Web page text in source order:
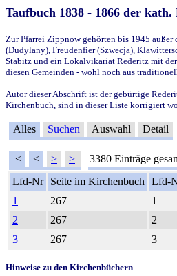
Taufbuch 1838 - 1866 der
Zur Pfarrei Zippnow gehörten bis 1945
(Dudylany), Freudenfier (Szwecja),
Stabitz und ein Lokalvikariat Rederitz mit
diesen Gemeinden - wohl noch aus
Autor dieser Abschrift ist der gebürtige
Kirchenbuch, sind in dieser Liste korrigiert
Alles Suchen Auswahl Detail
|< < > >| 3380 Einträge
Lfd-Nr
Seite im Kirchenbuch Lfd-
1
267 1
2
267 2
3
267 3
Hinweise zu den Kirchenbüchern